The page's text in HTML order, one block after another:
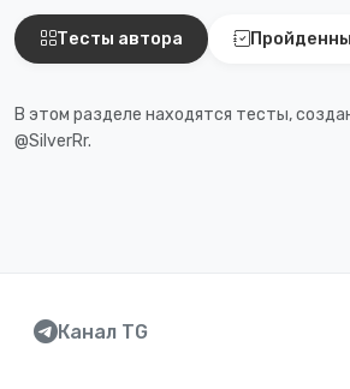
Тесты автора
В этом разделе находятся тесты,
@SilverRr.
Канал TG